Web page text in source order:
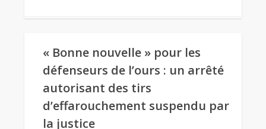
« Bonne nouvelle » pour les
défenseurs de l’ours : un arrêté
autorisant des tirs
d’effarouchement suspendu par
la justice